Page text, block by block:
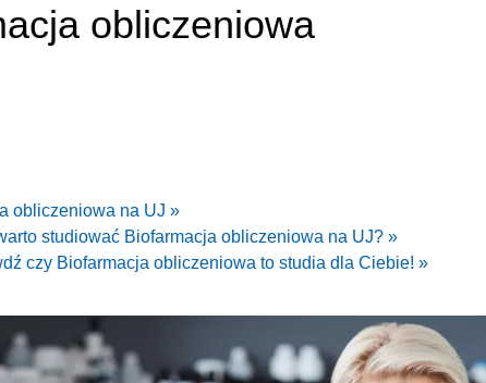
obliczeniowa
obliczeniowa na UJ »
studiować Biofarmacja obliczeniowa na UJ? »
czy Biofarmacja obliczeniowa to studia dla Ciebie! »